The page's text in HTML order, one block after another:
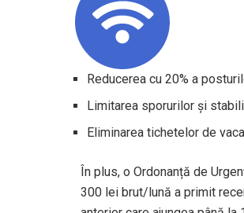
Reducerea cu 20% a
Limitarea sporurilor și
Eliminarea tichetelor de
În plus, o Ordonanță de
300 lei brut/lună a primit